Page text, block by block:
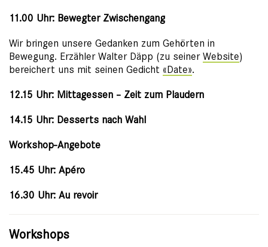
11.00 Uhr: Bewegter Zwischengang
Wir bringen unsere Gedanken zum Gehörten in
Bewegung. Erzähler Walter Däpp (zu seinerWebsite)
bereichert uns mit seinen Gedicht «Date».
12.15 Uhr: Mittagessen – Zeit zum Plaudern
14.15 Uhr: Desserts nach Wahl
Workshop-Angebote
15.45 Uhr: Apéro
16.30 Uhr: Au revoir
Workshops